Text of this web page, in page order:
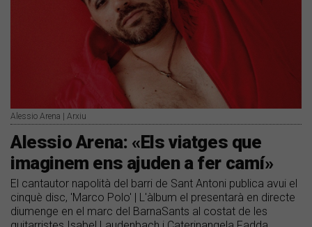
Alessio Arena | Arxiu
Alessio Arena: «Els viatges que
imaginem ens ajuden a fer camí»
El cantautor napolità del barri de Sant Antoni publica avui el
cinquè disc, 'Marco Polo' | L'àlbum el presentarà en directe
diumenge en el marc del BarnaSants al costat de les